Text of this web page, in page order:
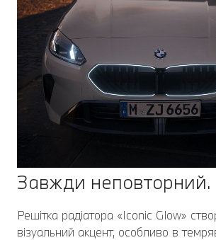
Завжди неповторний.
Решітка радіатора «Iconic Glow»
візуальний акцент, особливо в